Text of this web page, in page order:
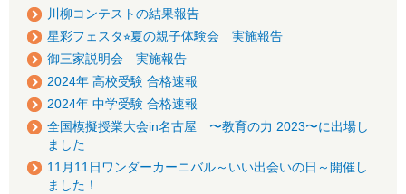
川柳コンテストの結果報告
星彩フェスタ⭐︎夏の親子体験会 実施報告
御三家説明会 実施報告
2024年 高校受験 合格速報
2024年 中学受験 合格速報
全国模擬授業大会in名古屋 〜教育の力 2023〜に出場し
ました
11月11日ワンダーカーニバル～いい出会いの日～開催し
ました！